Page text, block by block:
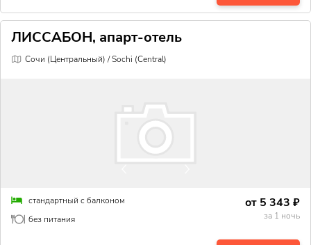
ЛИССАБОН, апарт-отель
Сочи (Центральный) / Sochi (Central)
стандартный с балконом
без питания
от 5 343 ₽
за 1 ночь